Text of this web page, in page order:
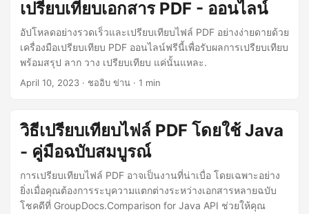
เปรียบเทียบเอกสาร PDF - ออนไลน์
อัปโหลดอย่างรวดเร็วและเปรียบเทียบไฟล์ PDF อย่างง่ายดายด้วย
เครื่องมือเปรียบเทียบ PDF ออนไลน์ฟรีนี้เพื่อรับผลการเปรียบเทียบ
พร้อมสรุป ลาก วาง เปรียบเทียบ แค่นั้นแหละ.
April 10, 2023 · ชออิบ ข่าน · 1 min
วิธีเปรียบเทียบไฟล์ PDF โดยใช้ Java
- คู่มือฉบับสมบูรณ์
การเปรียบเทียบไฟล์ PDF อาจเป็นงานที่น่าเบื่อ โดยเฉพาะอย่าง
ยิ่งเมื่อคุณต้องการระบุความแตกต่างระหว่างเอกสารหลายฉบับ
โชคดีที่ GroupDocs.Comparison for Java API ช่วยให้คุณ